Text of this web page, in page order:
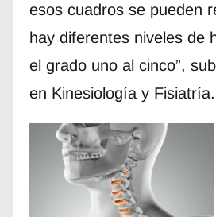
esos cuadros se pueden
hay diferentes niveles de
el grado uno al cinco”,
en Kinesiología y Fisiatría.